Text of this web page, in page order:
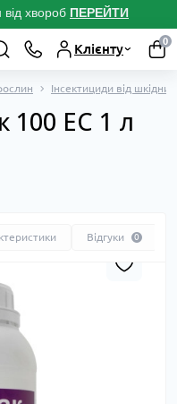
хвороб ПЕРЕЙТИ
Клієнту
0
Інсектициди від
100 EC 1 л
Відгуки 0